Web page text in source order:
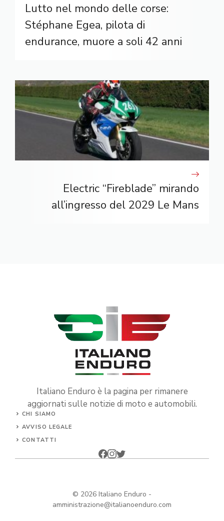
Lutto nel mondo delle corse:
Stéphane Egea, pilota di
endurance, muore a soli 42 anni
Electric “Fireblade” mirando
all’ingresso del 2029 Le Mans
Italiano Enduro è la pagina per rimanere
aggiornati sulle notizie di moto e automobili.
CHI SIAMO
AVVISO LEGALE
CONTATTI
© 2026 Italiano Enduro -
amministrazione@italianoenduro.com